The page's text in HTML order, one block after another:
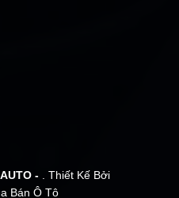
-
. Thiết Kế Bởi
Bán Ô Tô